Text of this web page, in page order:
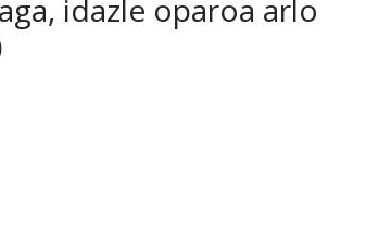
idazle oparoa arlo